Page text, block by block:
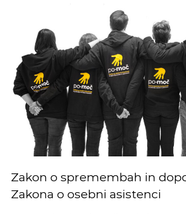
Zakon o spremembah in
Zakona o osebni asistenci